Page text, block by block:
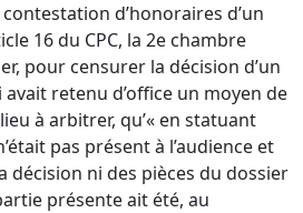
d’honoraires d’un
16 du CPC, la 2e chambre
pour censurer la décision d’un
retenu d’office un moyen de
à arbitrer, qu’« en statuant
pas présent à l’audience et
décision ni des pièces du dossier
présente ait été, au